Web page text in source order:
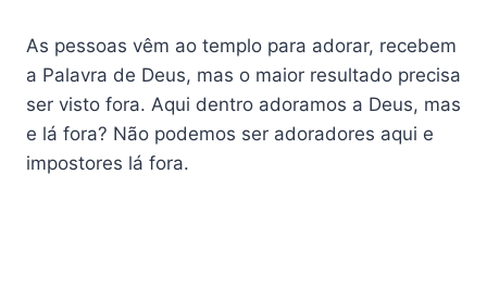
As pessoas vêm ao templo para adorar, recebem
a Palavra de Deus, mas o maior resultado precisa
ser visto fora. Aqui dentro adoramos a Deus, mas
e lá fora? Não podemos ser adoradores aqui e
impostores lá fora.